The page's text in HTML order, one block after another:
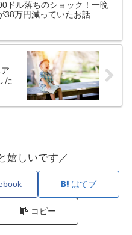
ドル落ちのショック！一晩
38万円減っていたお話
た
嬉しいです／
はてブ
コピー